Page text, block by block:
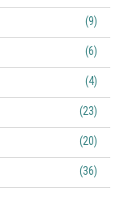
(9)
(6)
(4)
(23)
(20)
(36)